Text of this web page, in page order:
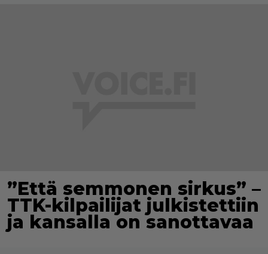
”Että semmonen sirkus” –
TTK-kilpailijat julkistettiin
ja kansalla on sanottavaa